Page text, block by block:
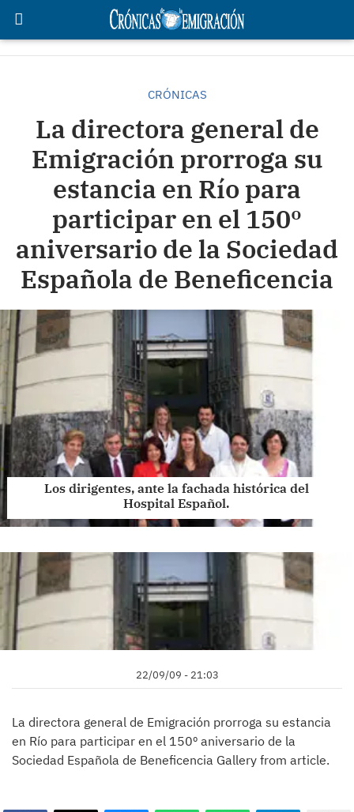
CRÓNICAS
La directora general de
Emigración prorroga su
estancia en Río para
participar en el 150º
aniversario de la Sociedad
Española de Beneficencia
Los dirigentes, ante la fachada histórica del
Hospital Español.
22/09/09 - 21:03
La directora general de Emigración prorroga su estancia
en Río para participar en el 150º aniversario de la
Sociedad Española de Beneficencia Gallery from article.